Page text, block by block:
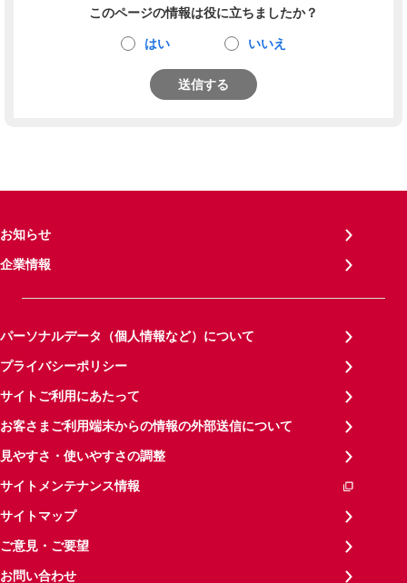
このページの情報は役に立ちましたか？
はい いいえ
送信する
お知らせ
企業情報
パーソナルデータ（個人情報など）について
プライバシーポリシー
サイトご利用にあたって
お客さまご利用端末からの情報の外部送信について
見やすさ・使いやすさの調整
サイトメンテナンス情報
サイトマップ
ご意見・ご要望
お問い合わせ